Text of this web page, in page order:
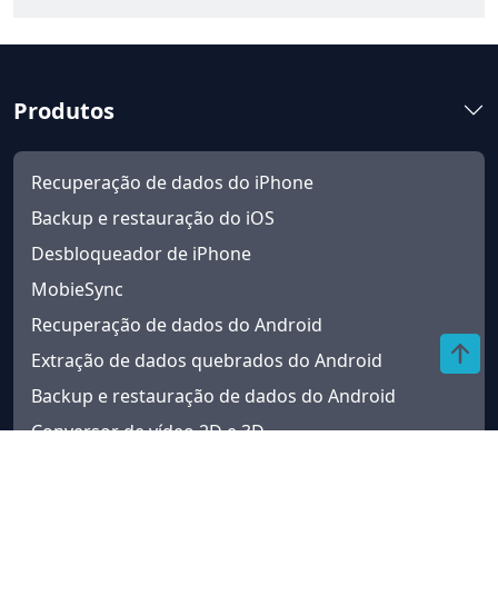
Produtos
Recuperação de dados do iPhone
Backup e restauração do iOS
Desbloqueador de iPhone
MobieSync
Recuperação de dados do Android
Extração de dados quebrados do Android
Backup e restauração de dados do Android
Conversor de vídeo 2D e 3D